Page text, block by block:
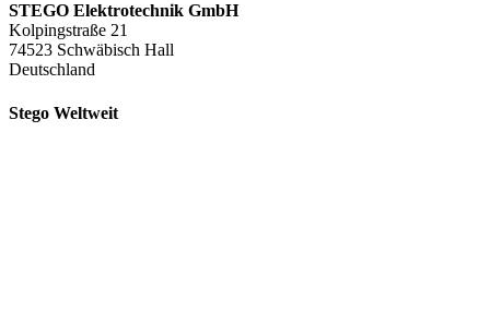
STEGO Elektrotechnik GmbH
Kolpingstraße 21
74523 Schwäbisch Hall
Deutschland
Stego Weltweit